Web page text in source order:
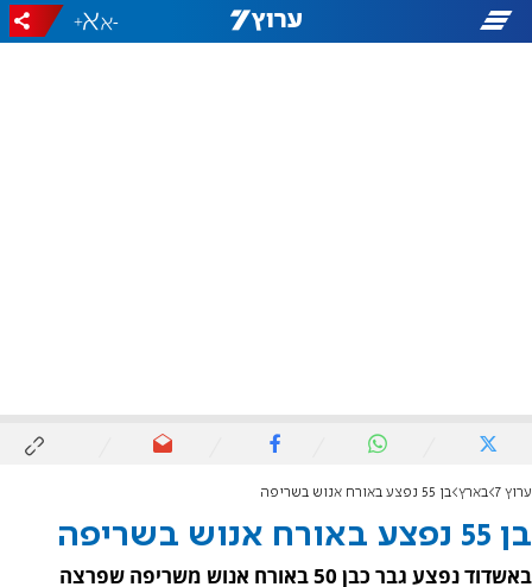
-
+
ערוץ 7 בארץ בן 55 נפצע באורח אנוש בשריפה
בן 55 נפצע באורח אנוש בשריפה
באשדוד נפצע גבר כבן 50 באורח אנוש משריפה שפרצה